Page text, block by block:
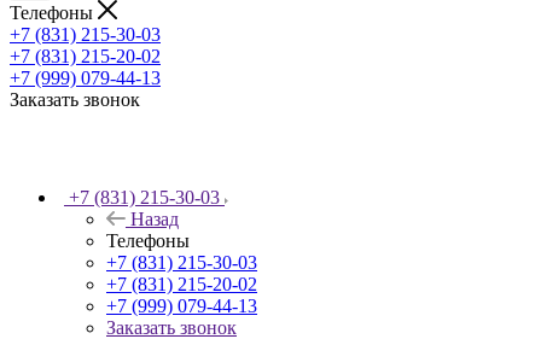
Телефоны
+7 (831) 215-30-03
+7 (831) 215-20-02
+7 (999) 079-44-13
Заказать звонок
+7 (831) 215-30-03
Назад
Телефоны
+7 (831) 215-30-03
+7 (831) 215-20-02
+7 (999) 079-44-13
Заказать звонок